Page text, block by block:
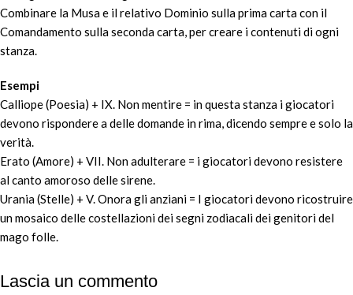
Combinare la Musa e il relativo Dominio sulla prima carta con il
Comandamento sulla seconda carta, per creare i contenuti di ogni
stanza.
Esempi
Calliope (Poesia) + IX. Non mentire = in questa stanza i giocatori
devono rispondere a delle domande in rima, dicendo sempre e solo la
verità.
Erato (Amore) + VII. Non adulterare = i giocatori devono resistere
al canto amoroso delle sirene.
Urania (Stelle) + V. Onora gli anziani = I giocatori devono ricostruire
un mosaico delle costellazioni dei segni zodiacali dei genitori del
mago folle.
Lascia un commento